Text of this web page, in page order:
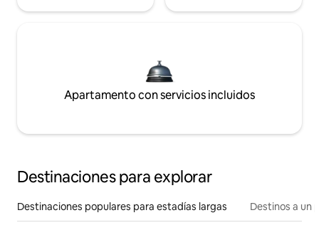
Apartamento con servicios incluidos
Destinaciones para explorar
Destinaciones populares para estadías largas Destinos a un